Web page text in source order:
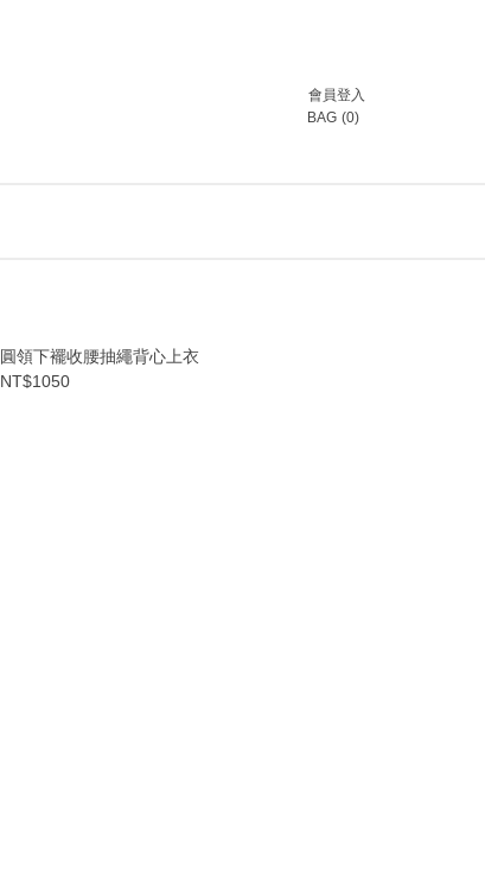
會員登入
BAG (0)
圓領下襬收腰抽繩背心上衣
NT$1050